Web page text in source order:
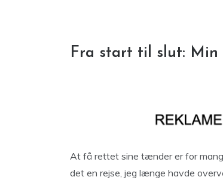
Fra start til slut: Min
At få rettet sine tænder er for
det en rejse, jeg længe havde